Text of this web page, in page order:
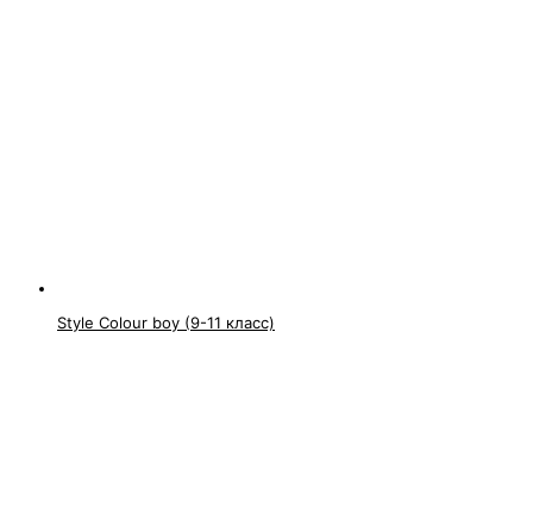
Style Colour boy (9-11 класс)